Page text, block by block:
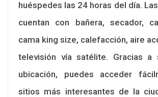
huéspedes las 24 horas del día.
cuentan con bañera, secador,
cama king size, calefacción, aire
televisión vía satélite. Gracias a
ubicación, puedes acceder
sitios más interesantes de la